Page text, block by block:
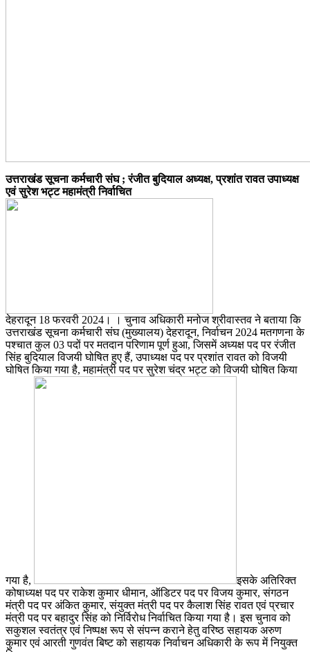
उत्तराखंड सूचना कर्मचारी संघ ; रंजीत बुदियाल अध्यक्ष, प्रशांत रावत उपाध्यक्ष
एवं सुरेश भट्ट महामंत्री निर्वाचित
देहरादून 18 फरवरी 2024। । चुनाव अधिकारी मनोज श्रीवास्तव ने बताया कि
उत्तराखंड सूचना कर्मचारी संघ (मुख्यालय) देहरादून, निर्वाचन 2024 मतगणना के
पश्चात कुल 03 पदों पर मतदान परिणाम पूर्ण हुआ, जिसमें अध्यक्ष पद पर रंजीत
सिंह बुदियाल विजयी घोषित हुए हैं, उपाध्यक्ष पद पर प्रशांत रावत को विजयी
घोषित किया गया है, महामंत्री पद पर सुरेश चंद्र भट्ट को विजयी घोषित किया
गया है,
इसके अतिरिक्त
कोषाध्यक्ष पद पर राकेश कुमार धीमान, ऑडिटर पद पर विजय कुमार, संगठन
मंत्री पद पर अंकित कुमार, संयुक्त मंत्री पद पर कैलाश सिंह रावत एवं प्रचार
मंत्री पद पर बहादुर सिंह को निर्विरोध निर्वाचित किया गया है। इस चुनाव को
सकुशल स्वतंत्र एवं निष्पक्ष रूप से संपन्न कराने हेतु वरिष्ठ सहायक अरुण
कुमार एवं आरती गुणवंत बिष्ट को सहायक निर्वाचन अधिकारी के रूप में नियुक्त